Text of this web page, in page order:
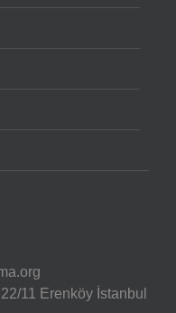
11 Erenköy İstanbul